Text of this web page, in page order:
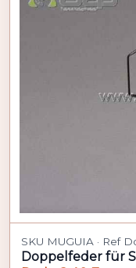
SKU MUGUIA · Ref
Doppelfeder für